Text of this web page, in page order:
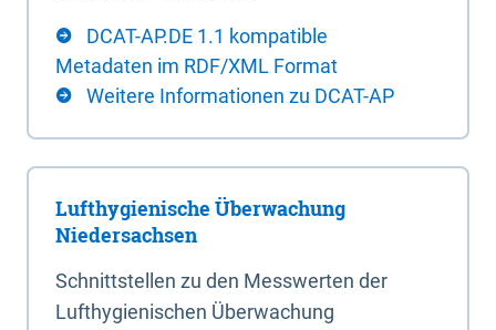
DCAT-AP.DE 1.1 kompatible
Metadaten im RDF/XML Format
Weitere Informationen zu DCAT-AP
Lufthygienische Überwachung
Niedersachsen
Schnittstellen zu den Messwerten der
Lufthygienischen Überwachung